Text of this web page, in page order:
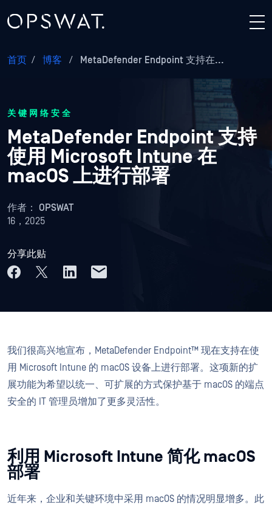
首页 / 博客 / MetaDefender Endpoint 支持在...
关键网络安全
MetaDefender Endpoint 支持
使用 Microsoft Intune 在
macOS 上进行部署
作者： OPSWAT
16，2025
分享此贴
我们很高兴地宣布，MetaDefender Endpoint™ 现在支持在使
用 Microsoft Intune 的 macOS 设备上进行部署。这项新的扩
展功能为希望以统一、可扩展的方式保护基于 macOS 的端点
安全的 IT 管理员增加了更多灵活性。
利用 Microsoft Intune 简化 macOS
部署
近年来，企业和关键环境中采用 macOS 的情况明显增多。此